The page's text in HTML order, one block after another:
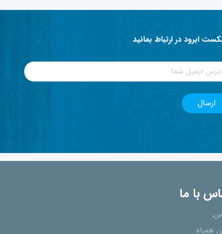
ابرود در ارتباط بمانید
با ما
همراه